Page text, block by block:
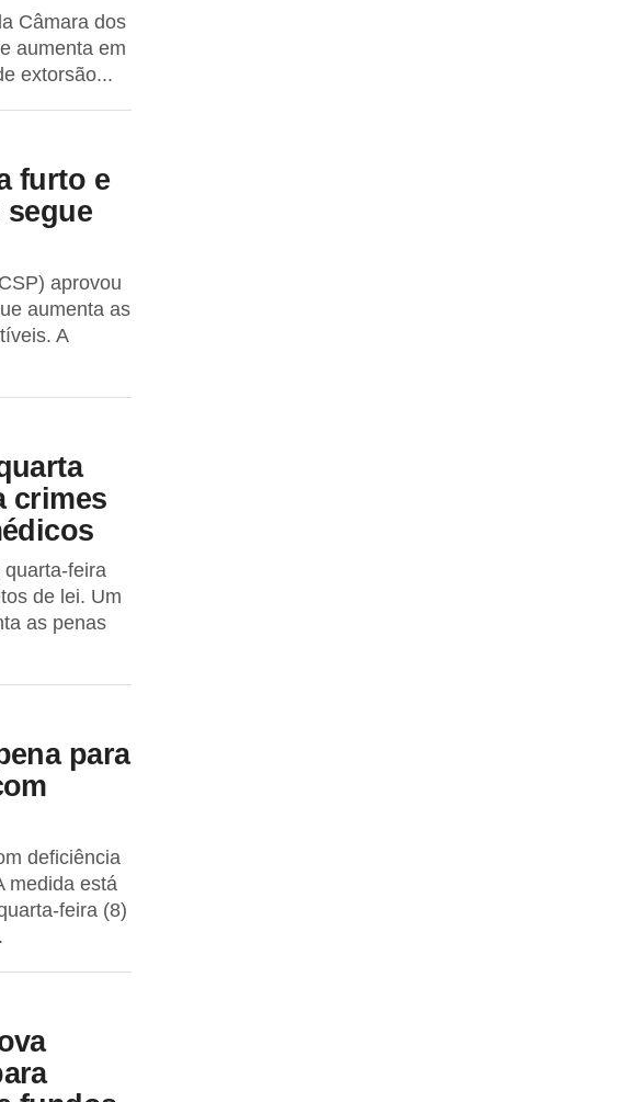
Câmara dos
aumenta em
extorsão...
furto e
aprovou
aumenta as
A
crimes
feira
de lei. Um
as penas
para
deficiência
medida está
feira (8)